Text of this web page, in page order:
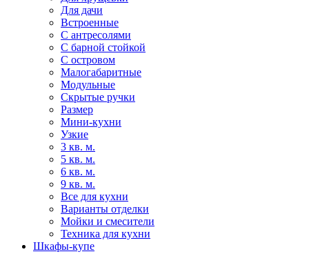
Для дачи
Встроенные
С антресолями
С барной стойкой
С островом
Малогабаритные
Модульные
Скрытые ручки
Размер
Мини-кухни
Узкие
3 кв. м.
5 кв. м.
6 кв. м.
9 кв. м.
Все для кухни
Варианты отделки
Мойки и смесители
Техника для кухни
Шкафы-купе